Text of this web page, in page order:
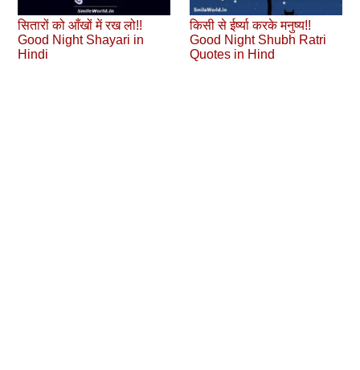
सितारों को आँखों में रख लो!!
Good Night Shayari in
Hindi
किसी से ईर्ष्या करके मनुष्य!!
Good Night Shubh Ratri
Quotes in Hind